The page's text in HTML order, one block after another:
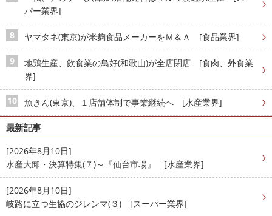
パー業界]
ヤマタネ(東京)が米麹食品メーカーをＭ＆Ａ [食品業界]
地鶏生産、飲食業の鳥好(和歌山)が全店閉店 [食肉、外食業
界]
魚きん(東京)、１店舗体制で事業継続へ [水産業界]
最新記事
[2026年8月10日]
水産大卸・決算特集(７)～『仙台市場』 [水産業界]
[2026年8月10日]
岐路に立つ生協のジレンマ(３) [スーパー業界]